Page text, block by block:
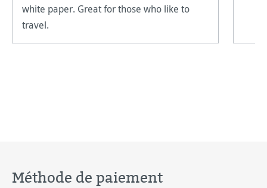
white paper. Great for those who like to
travel.
Méthode de paiement